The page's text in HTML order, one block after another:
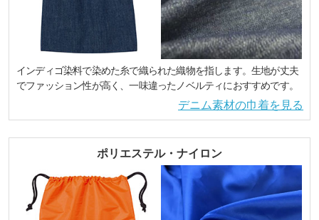
インディゴ染料で染めた糸で織られた織物を指します。生地が丈夫
でファッション性が高く、一味違ったノベルティにおすすめです。
デニム素材の巾着を見る
ポリエステル・ナイロン